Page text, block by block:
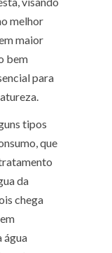
melhor
maior
bem
para
tipos
que
da
chega
água